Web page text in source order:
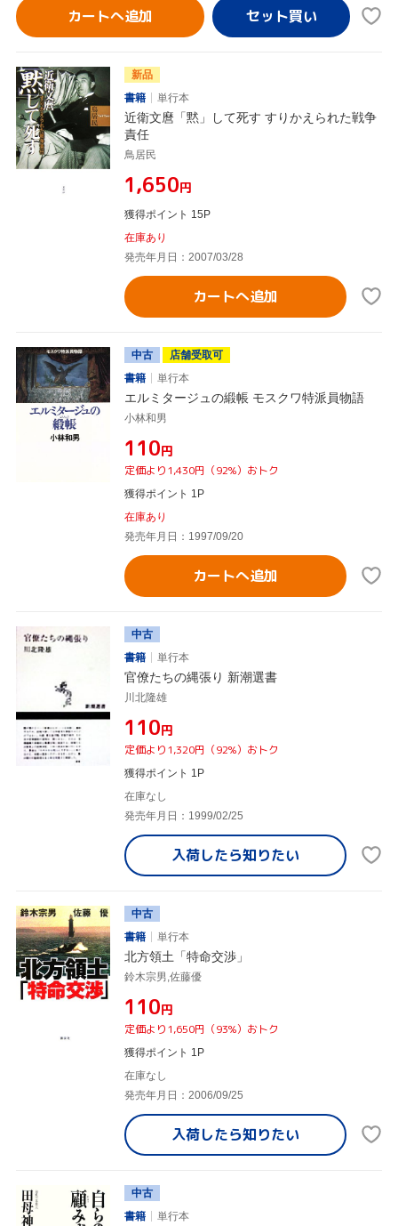
カートへ追加
新品
書籍
単行本
近衛文麿「黙」して死す すりかえられた戦争
責任
鳥居民
¥1,650円
獲得ポイント 15P
在庫あり
発売年月日：2007/03/28
カートへ追加
中古
店舗受取可
書籍
単行本
エルミタージュの緞帳 モスクワ特派員物語
小林和男
¥110円
定価より1,430円（92%）おトク
獲得ポイント 1P
在庫あり
発売年月日：1997/09/20
カートへ追加
中古
書籍
単行本
官僚たちの縄張り 新潮選書
川北隆雄
¥110円
定価より1,320円（92%）おトク
獲得ポイント 1P
在庫なし
発売年月日：1999/02/25
入荷したら知りたい
中古
書籍
単行本
北方領土「特命交渉」
鈴木宗男,佐藤優
¥110円
定価より1,650円（93%）おトク
獲得ポイント 1P
在庫なし
発売年月日：2006/09/25
入荷したら知りたい
中古
書籍
単行本